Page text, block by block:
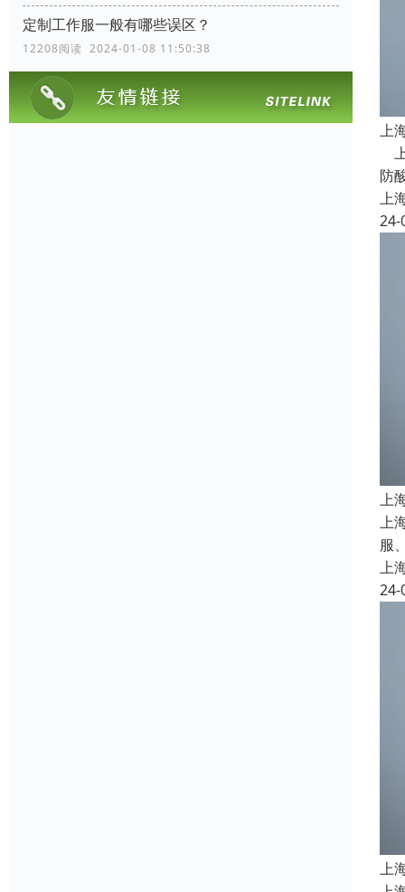
定制工作服一般有哪些误区？
12208阅读 2024-01-08 11:50:38
上
防
上
24-
上
上
服
上
24-
上